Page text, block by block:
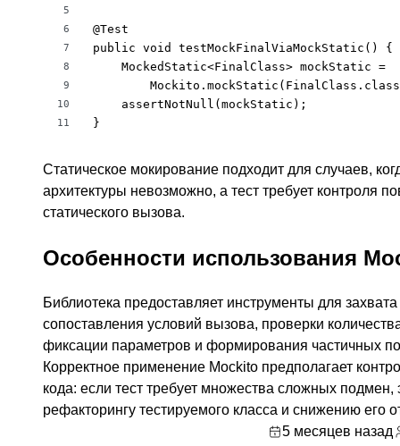
5
6
7
8
9
10
11
@Test
public void testMockFinalViaMockStatic() {
    MockedStatic<FinalClass> mockStatic =
    assertNotNull(mockStatic);
}
Статическое мокирование подходит для случаев,
архитектуры невозможно, а тест требует контроля
статического вызова.
Особенности использования
Библиотека предоставляет инструменты для
сопоставления условий вызова, проверки
фиксации параметров и формирования частичных
Корректное применение Mockito предполагает
кода: если тест требует множества сложных подмен,
рефакторингу тестируемого класса и снижению его
5 месяцев назад